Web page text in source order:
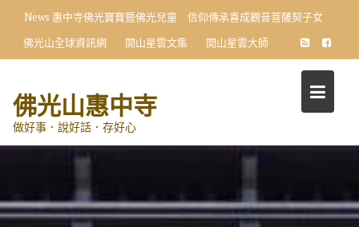
content
News 惠中寺佛光寶寶暨佛光兒童 信仰傳承喜成觀音菩薩契子女
佛光山全球資訊網
開山星雲文集 開山星雲大師
佛光山惠中寺
做好事．說好話．存好心